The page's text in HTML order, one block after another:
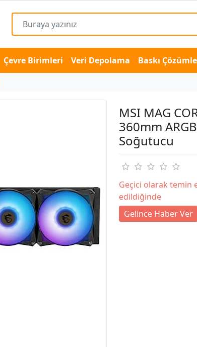
Çevre Birimleri Veri Depolama Baskı
MSI MAG
360mm
Soğutucu
Geçici olarak temin
edildiğinde
Gelince Haber Ver